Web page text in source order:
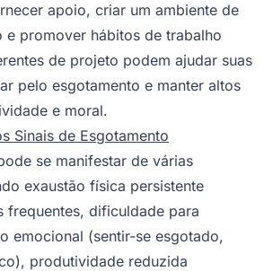
apoio, criar um ambiente de
e promover hábitos de trabalho
de projeto podem ajudar suas
pelo esgotamento e manter altos
e moral.
Sinais de Esgotamento
se manifestar de várias
exaustão física persistente
frequentes, dificuldade para
emocional (sentir-se esgotado,
produtividade reduzida